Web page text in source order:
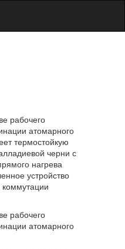
рабочего
атомарного
термостойкую
черни с
нагрева
устройство
коммутации
рабочего
атомарного